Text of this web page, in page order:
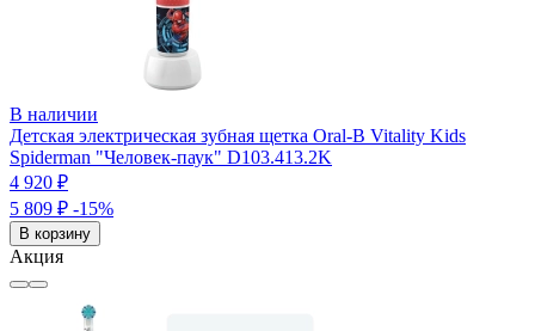
В наличии
Детская электрическая зубная щетка Oral-B Vitality Kids
Spiderman "Человек-паук" D103.413.2K
4 920 ₽
5 809 ₽ -15%
В корзину
Акция